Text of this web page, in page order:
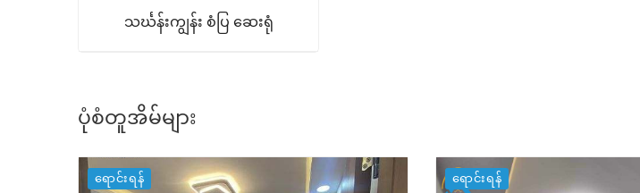
သင်္ဃန်းကျွန်း စံပြ ဆေးရုံ
ပုံစံတူအိမ်များ
ရောင်းရန် ရောင်းရန်